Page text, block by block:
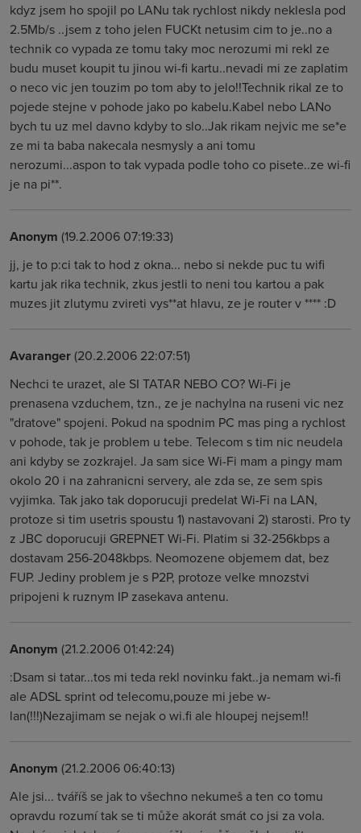
kdyz jsem ho spojil po LANu tak rychlost nikdy neklesla pod
2.5Mb/s ..jsem z toho jelen FUCKt netusim cim to je..no a
technik co vypada ze tomu taky moc nerozumi mi rekl ze
budu muset koupit tu jinou wi-fi kartu..nevadi mi ze zaplatim
o neco vic jen touzim po tom aby to jelo!!Technik rikal ze to
pojede stejne v pohode jako po kabelu.Kabel nebo LANo
bych tu uz mel davno kdyby to slo..Jak rikam nejvic me se*e
ze mi ta baba nakecala nesmysly a ani tomu
nerozumi...aspon to tak vypada podle toho co pisete..ze wi-fi
je na pi**.
Anonym (19.2.2006 07:19:33)
jj, je to p:ci tak to hod z okna... nebo si nekde puc tu wifi
kartu jak rika technik, zkus jestli to neni tou kartou a pak
muzes jit zlutymu zvireti vys**at hlavu, ze je router v **** :D
Avaranger(20.2.2006 22:07:51)
Nechci te urazet, ale SI TATAR NEBO CO? Wi-Fi je
prenasena vzduchem, tzn., ze je nachylna na ruseni vic nez
"dratove" spojeni. Pokud na spodnim PC mas ping a rychlost
v pohode, tak je problem u tebe. Telecom s tim nic neudela
ani kdyby se zozkrajel. Ja sam sice Wi-Fi mam a pingy mam
okolo 20 i na zahranicni servery, ale zda se, ze sem spis
vyjimka. Tak jako tak doporucuji predelat Wi-Fi na LAN,
protoze si tim usetris spoustu 1) nastavovani 2) starosti. Pro ty
z JBC doporucuji GREPNET Wi-Fi. Platim si 32-256kbps a
dostavam 256-2048kbps. Neomozene objemem dat, bez
FUP. Jediny problem je s P2P, protoze velke mnozstvi
pripojeni k ruznym IP zasekava antenu.
Anonym (21.2.2006 01:42:24)
:Dsam si tatar...tos mi teda rekl novinku fakt..ja nemam wi-fi
ale ADSL sprint od telecomu,pouze mi jebe w-
lan(!!!)Nezajimam se nejak o wi.fi ale hloupej nejsem!!
Anonym (21.2.2006 06:40:13)
Ale jsi... tváříš se jak to všechno nekumeš a ten co tomu
opravdu rozumí tak se ti může akorát smát co jsi za vola.